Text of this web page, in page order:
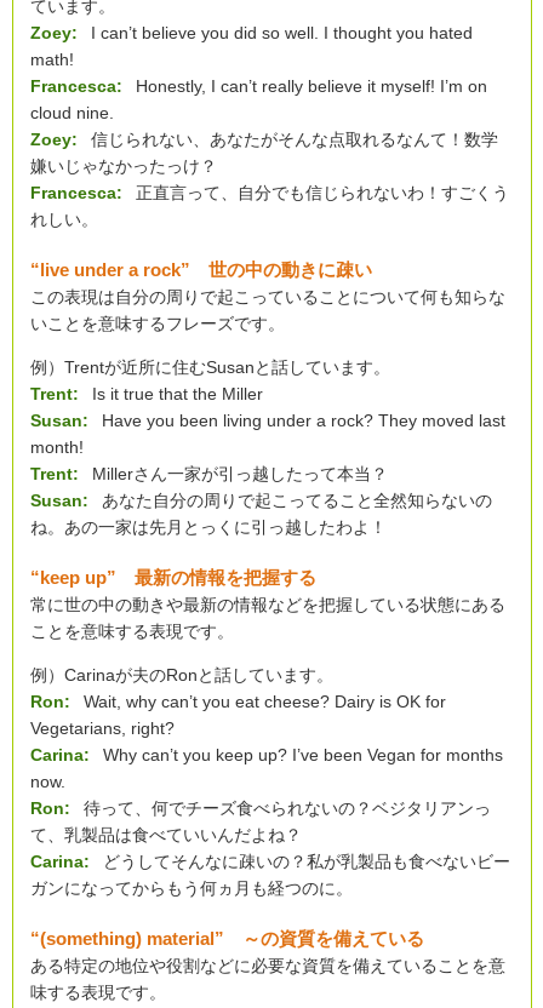
ています。
Zoey:
I can’t believe you did so well. I thought you hated
math!
Francesca:
Honestly, I can’t really believe it myself! I’m on
cloud nine.
Zoey:
信じられない、あなたがそんな点取れるなんて！数学
嫌いじゃなかったっけ？
Francesca:
正直言って、自分でも信じられないわ！すごくう
れしい。
“live under a rock” 世の中の動きに疎い
この表現は自分の周りで起こっていることについて何も知らな
いことを意味するフレーズです。
例）Trentが近所に住むSusanと話しています。
Trent:
Is it true that the Miller
Susan:
Have you been living under a rock? They moved last
month!
Trent:
Millerさん一家が引っ越したって本当？
Susan:
あなた自分の周りで起こってること全然知らないの
ね。あの一家は先月とっくに引っ越したわよ！
“keep up” 最新の情報を把握する
常に世の中の動きや最新の情報などを把握している状態にある
ことを意味する表現です。
例）Carinaが夫のRonと話しています。
Ron:
Wait, why can’t you eat cheese? Dairy is OK for
Vegetarians, right?
Carina:
Why can’t you keep up? I’ve been Vegan for months
now.
Ron:
待って、何でチーズ食べられないの？ベジタリアンっ
て、乳製品は食べていいんだよね？
Carina:
どうしてそんなに疎いの？私が乳製品も食べないビー
ガンになってからもう何ヵ月も経つのに。
“(something) material” ～の資質を備えている
ある特定の地位や役割などに必要な資質を備えていることを意
味する表現です。